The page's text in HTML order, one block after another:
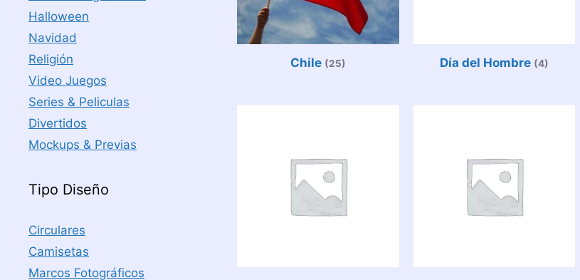
Chile (25) Día del Hombre (4)
Halloween
Navidad
Religión
Video Juegos
Series & Peliculas
Divertidos
Mockups & Previas
Tipo Diseño
Circulares
Camisetas
Marcos Fotográficos